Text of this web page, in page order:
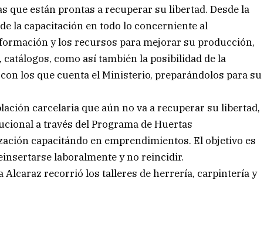
que están prontas a recuperar su libertad. Desde la
la capacitación en todo lo concerniente al
y los recursos para mejorar su producción,
como así también la posibilidad de la
los que cuenta el Ministerio, preparándolos para su
carcelaria que aún no va a recuperar su libertad,
a través del Programa de Huertas
capacitándo en emprendimientos. El objetivo es
laboralmente y no reincidir.
Alcaraz recorrió los talleres de herrería, carpintería y